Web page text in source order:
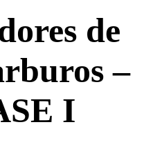
de
–
I